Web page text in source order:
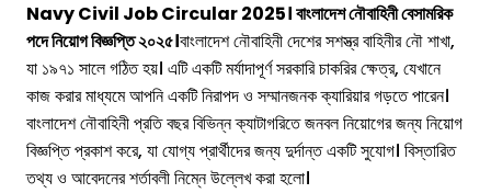
Navy Civil Job Circular 2025। বাংলাদেশ নৌবাহিনী বেসামরিক
পদে নিয়োগ বিজ্ঞপ্তি ২০২৫।বাংলাদেশ নৌবাহিনী দেশের সশস্ত্র বাহিনীর নৌ শাখা,
যা ১৯৭১ সালে গঠিত হয়। এটি একটি মর্যাদাপূর্ণ সরকারি চাকরির ক্ষেত্র, যেখানে
কাজ করার মাধ্যমে আপনি একটি নিরাপদ ও সম্মানজনক ক্যারিয়ার গড়তে পারেন।
বাংলাদেশ নৌবাহিনী প্রতি বছর বিভিন্ন ক্যাটাগরিতে জনবল নিয়োগের জন্য নিয়োগ
বিজ্ঞপ্তি প্রকাশ করে, যা যোগ্য প্রার্থীদের জন্য দুর্দান্ত একটি সুযোগ। বিস্তারিত
তথ্য ও আবেদনের শর্তাবলী নিম্নে উল্লেখ করা হলো।